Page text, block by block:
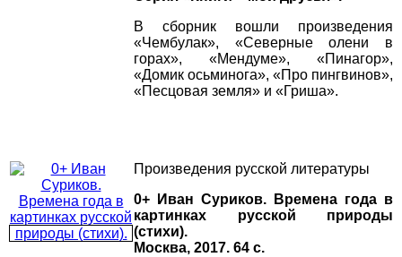
В сборник вошли произведения
«Чембулак», «Северные олени в
горах», «Мендуме», «Пинагор»,
«Домик осьминога», «Про пингвинов»,
«Песцовая земля» и «Гриша».
Произведения русской литературы
0+ Иван Суриков. Времена года в
картинках русской природы
(стихи).
Москва, 2017. 64 с.